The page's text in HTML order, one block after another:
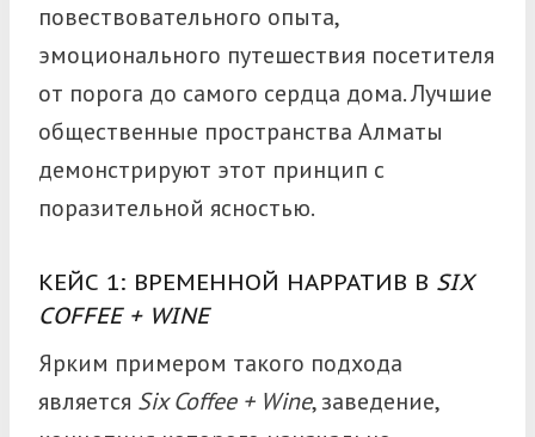
повествовательного опыта,
эмоционального путешествия посетителя
от порога до самого сердца дома.Лучшие
общественные пространства Алматы
демонстрируют этот принцип с
поразительной ясностью.
КЕЙС 1: ВРЕМЕННОЙ НАРРАТИВ В SIX
COFFEE + WINE
Ярким примером такого подхода
является Six Coffee + Wine, заведение,